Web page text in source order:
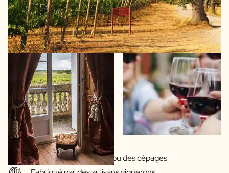
Large choix de régions ou des cépages